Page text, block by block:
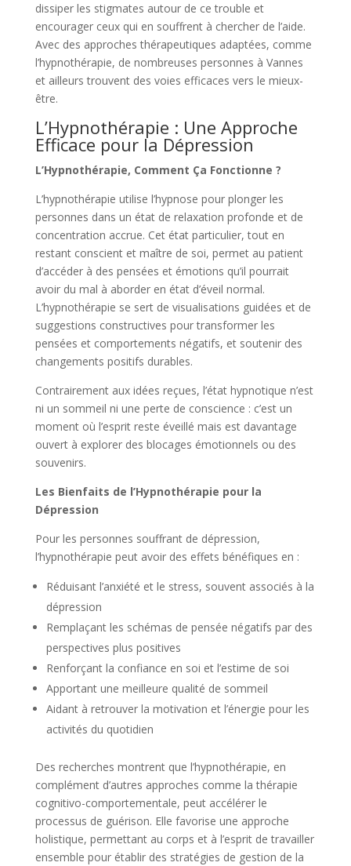
dissiper les stigmates autour de ce trouble et
encourager ceux qui en souffrent à chercher de l’aide.
Avec des approches thérapeutiques adaptées, comme
l’hypnothérapie, de nombreuses personnes à Vannes
et ailleurs trouvent des voies efficaces vers le mieux-
être.
L’Hypnothérapie : Une Approche
Efficace pour la Dépression
L’Hypnothérapie, Comment Ça Fonctionne ?
L’hypnothérapie utilise l’hypnose pour plonger les
personnes dans un état de relaxation profonde et de
concentration accrue. Cet état particulier, tout en
restant conscient et maître de soi, permet au patient
d’accéder à des pensées et émotions qu’il pourrait
avoir du mal à aborder en état d’éveil normal.
L’hypnothérapie se sert de visualisations guidées et de
suggestions constructives pour transformer les
pensées et comportements négatifs, et soutenir des
changements positifs durables.
Contrairement aux idées reçues, l’état hypnotique n’est
ni un sommeil ni une perte de conscience : c’est un
moment où l’esprit reste éveillé mais est davantage
ouvert à explorer des blocages émotionnels ou des
souvenirs.
Les Bienfaits de l’Hypnothérapie pour la
Dépression
Pour les personnes souffrant de dépression,
l’hypnothérapie peut avoir des effets bénéfiques en :
Réduisant l’anxiété et le stress, souvent associés à la
dépression
Remplaçant les schémas de pensée négatifs par des
perspectives plus positives
Renforçant la confiance en soi et l’estime de soi
Apportant une meilleure qualité de sommeil
Aidant à retrouver la motivation et l’énergie pour les
activités du quotidien
Des recherches montrent que l’hypnothérapie, en
complément d’autres approches comme la thérapie
cognitivo-comportementale, peut accélérer le
processus de guérison. Elle favorise une approche
holistique, permettant au corps et à l’esprit de travailler
ensemble pour établir des stratégies de gestion de la